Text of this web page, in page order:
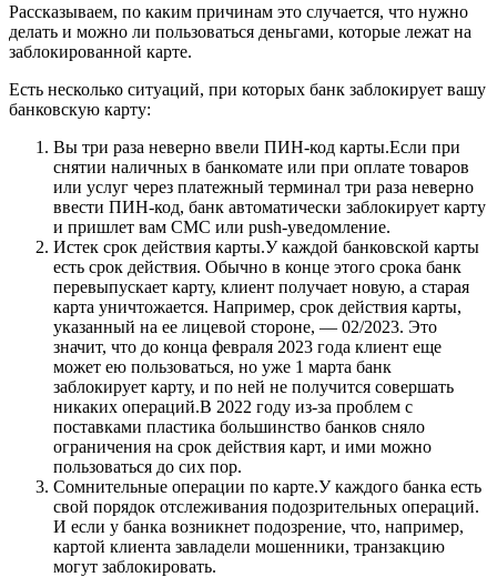
Рассказываем, по каким причинам это случается, что нужно
делать и можно ли пользоваться деньгами, которые лежат на
заблокированной карте.
Есть несколько ситуаций, при которых банк заблокирует вашу
банковскую карту:
Вы три раза неверно ввели ПИН-код карты.Если при
снятии наличных в банкомате или при оплате товаров
или услуг через платежный терминал три раза неверно
ввести ПИН-код, банк автоматически заблокирует карту
и пришлет вам СМС или push-уведомление.
Истек срок действия карты.У каждой банковской карты
есть срок действия. Обычно в конце этого срока банк
перевыпускает карту, клиент получает новую, а старая
карта уничтожается. Например, срок действия карты,
указанный на ее лицевой стороне, ― 02/2023. Это
значит, что до конца февраля 2023 года клиент еще
может ею пользоваться, но уже 1 марта банк
заблокирует карту, и по ней не получится совершать
никаких операций.В 2022 году из-за проблем с
поставками пластика большинство банков сняло
ограничения на срок действия карт, и ими можно
пользоваться до сих пор.
Сомнительные операции по карте.У каждого банка есть
свой порядок отслеживания подозрительных операций.
И если у банка возникнет подозрение, что, например,
картой клиента завладели мошенники, транзакцию
могут заблокировать.